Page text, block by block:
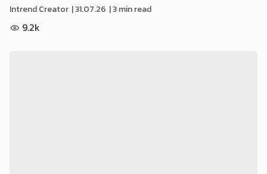
Intrend Creator |31.07.26 | 3 min read
9.2k